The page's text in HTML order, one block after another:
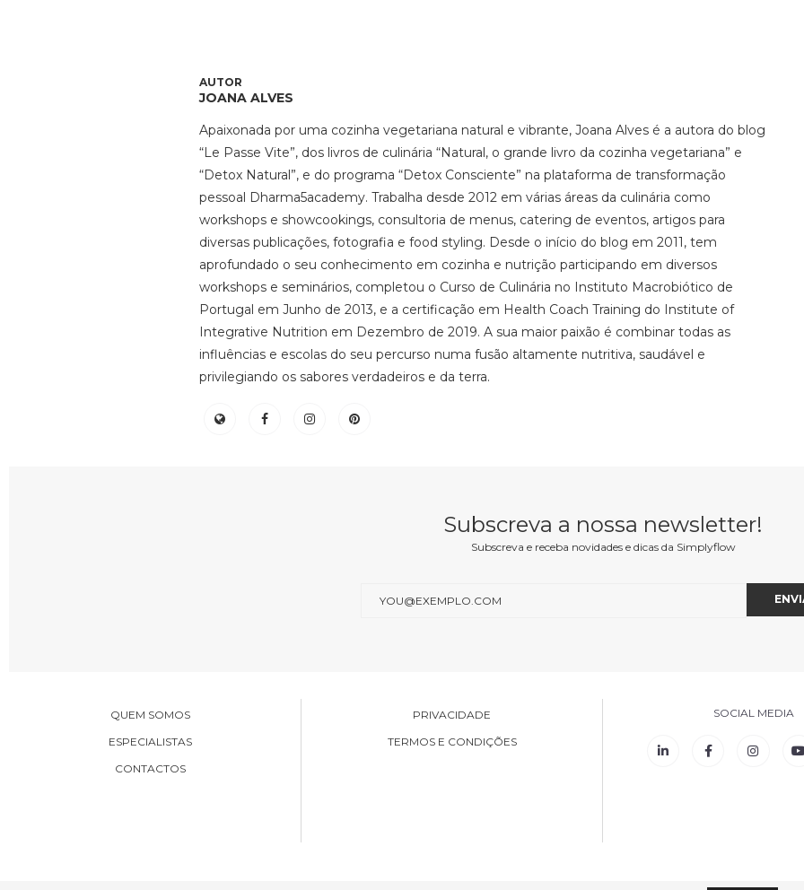
JOANA ALVES
Apaixonada por uma cozinha vegetariana natural e vibrante, Joana Alves é a autora do blog
“Le Passe Vite”, dos livros de culinária “Natural, o grande livro da cozinha vegetariana” e
“Detox Natural”, e do programa “Detox Consciente” na plataforma de transformação
pessoal Dharma5academy. Trabalha desde 2012 em várias áreas da culinária como
workshops e showcookings, consultoria de menus, catering de eventos, artigos para
diversas publicações, fotografia e food styling. Desde o início do blog em 2011, tem
aprofundado o seu conhecimento em cozinha e nutrição participando em diversos
workshops e seminários, completou o Curso de Culinária no Instituto Macrobiótico de
Portugal em Junho de 2013, e a certificação em Health Coach Training do Institute of
Integrative Nutrition em Dezembro de 2019. A sua maior paixão é combinar todas as
influências e escolas do seu percurso numa fusão altamente nutritiva, saudável e
privilegiando os sabores verdadeiros e da terra.
Subscreva a nossa newsletter!
Subscreva e receba novidades e dicas da Simplyflow
QUEM SOMOS
ESPECIALISTAS
CONTACTOS
PRIVACIDADE
TERMOS E CONDIÇÕES
SOCIAL MEDIA